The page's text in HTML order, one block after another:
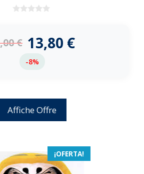
5 € 13,80 €
-8%
Affiche Offre
¡OFERTA!